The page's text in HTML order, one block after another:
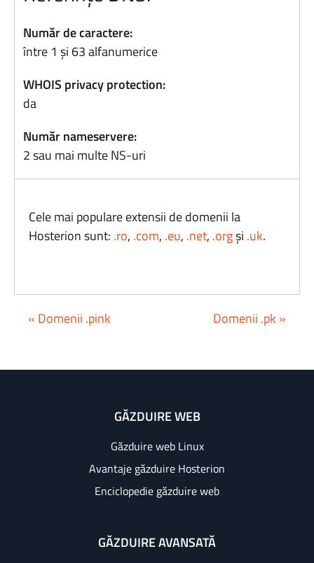
Număr de caractere:
între 1 și 63 alfanumerice
WHOIS privacy protection:
da
Număr nameservere:
2 sau mai multe NS-uri
Cele mai populare extensii de domenii la
Hosterion sunt: .ro, .com, .eu, .net, .orgși .uk.
« Domenii .pink Domenii .pk »
GĂZDUIRE WEB
Găzduire web Linux
Avantaje găzduire Hosterion
Enciclopedie găzduire web
GĂZDUIRE AVANSATĂ